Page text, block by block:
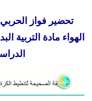
تحضير فواز
الهواء مادة التربية
الدراسي